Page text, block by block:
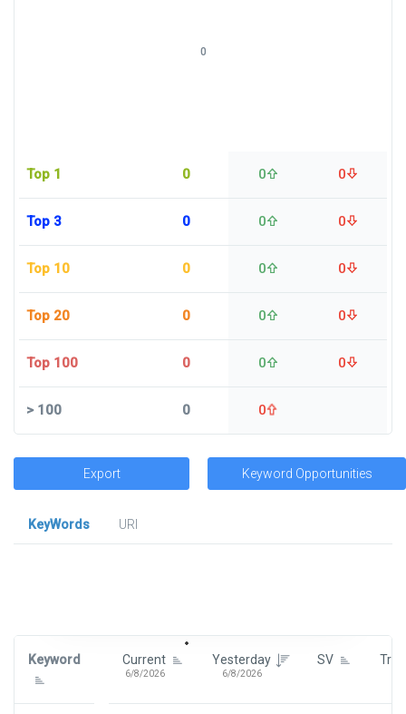
Top 1 0 0 0
Top 3 0 0 0
Top 10 0 0 0
Top 20 0 0 0
Top 100 0 0 0
>100 0 0
0
Export Keyword Opportunities
KeyWords
URl
Keyword Current
6/8/2026
Yesterday
6/8/2026
SV